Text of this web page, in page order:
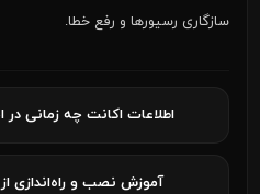
سازگاری رسیورها و رفع خطا.
اطلاعات اکانت چه زمانی در
آموزش نصب و راه‌اندازی